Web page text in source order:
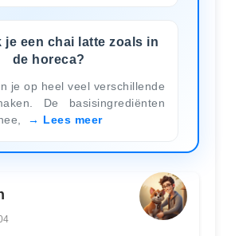
je een chai latte zoals in
de horeca?
je op heel veel verschillende
De basisingrediënten
Lees meer